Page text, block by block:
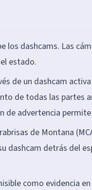
los dashcams. Las
estado.
de un dashcam
de todas las partes
de advertencia
de Montana
dashcam detrás del
como evidencia